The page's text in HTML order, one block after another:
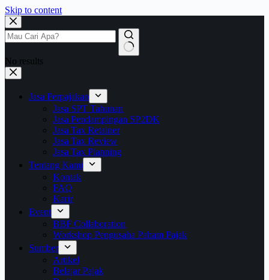
Skip to content
No results
Jasa Perpajakan
Jasa SPT Tahunan
Jasa Pendampingan SP2DK
Jasa Tax Retainer
Jasa Tax Review
Jasa Tax Planning
Tentang Kami
Kontak
FAQ
Karir
Event
BBF Collaboration
Workshop Pengusaha Paham Pajak
Sumber
Artikel
Belajar Pajak